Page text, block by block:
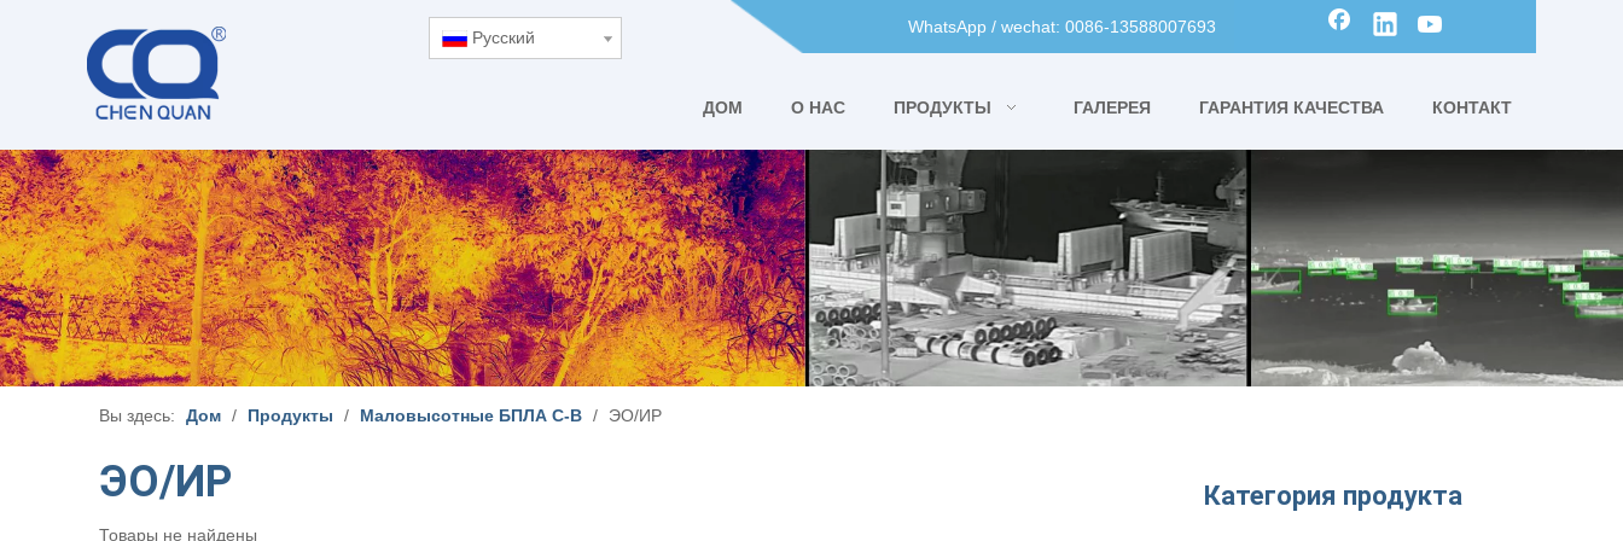
Pусский
WhatsApp / wechat: 0086-13588007693
ДОМ О НАС ПРОДУКТЫ ГАЛЕРЕЯ ГАРАНТИЯ КАЧЕСТВА КОНТАКТ
Вы здесь: Дом / Продукты / Маловысотные БПЛА C-B / ЭО/ИР
ЭО/ИР
Товары не найдены
Категория продукта